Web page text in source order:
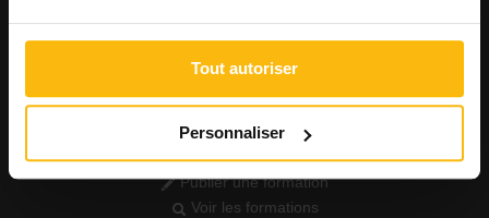
Tout autoriser
Personnaliser
Consulter l'agenda
Publier une formation
Voir les formations